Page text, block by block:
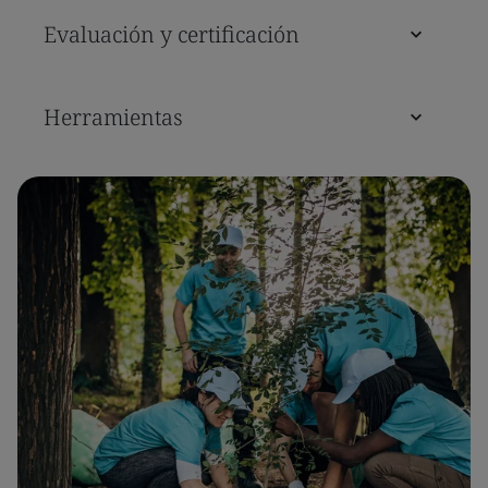
Evaluación y certificación
Herramientas